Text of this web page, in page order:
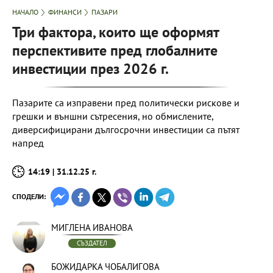
НАЧАЛО ФИНАНСИ ПАЗАРИ
Три фактора, които ще оформят
перспективите пред глобалните
инвестиции през 2026 г.
Пазарите са изправени пред политически рискове и
грешки и външни сътресения, но обмислените,
диверсифицирани дългосрочни инвестиции са пътят
напред
14:19 | 31.12.25 г.
СПОДЕЛИ:
МИГЛЕНА ИВАНОВА
СЪЗДАТЕЛ
БОЖИДАРКА ЧОБАЛИГОВА